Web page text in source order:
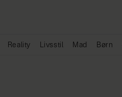
Reality Livsstil Mad Børn